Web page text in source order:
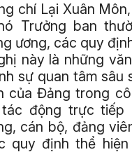
chí Lại Xuân
Trưởng ban
ương, các quy
này là những
sự quan tâm
của Đảng trong
động trực tiếp
cán bộ, đảng
quy định thể